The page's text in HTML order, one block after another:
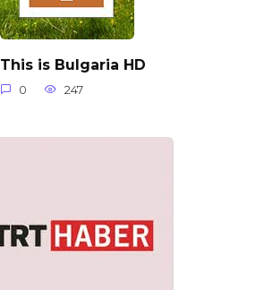
This is Bulgaria HD
0 247